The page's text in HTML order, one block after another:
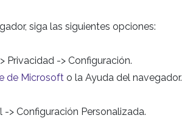
siga las siguientes opciones:
Privacidad -> Configuración.
de Microsoft o la Ayuda del navegador.
> Configuración Personalizada.